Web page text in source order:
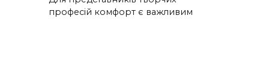
професій комфорт є важливим